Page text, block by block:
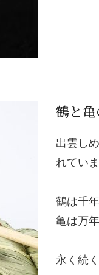
鶴と
出雲し
れていま
鶴は千年
亀は万年
永く続